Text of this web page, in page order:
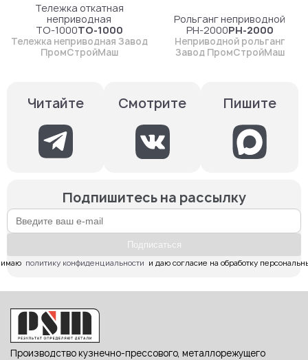
Тележка откатная
неприводная
ТО-1000ТО-1000
Тележка неприводная Завод
ПромСтройМаш
Рольганг неприводной
РН-2000РН-2000
Неприводной рольганг
Завод ПромСтройМаш
Читайте Смотрите Пишите
Подпишитесь на рассылку
Подпиcаться
политику конфиденциальности
и даю согласие на обработку
Производство кузнечно-прессового, металлорежущего